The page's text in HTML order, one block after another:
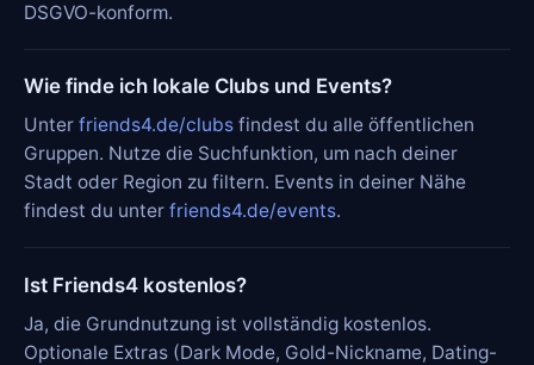
DSGVO-konform.
Wie finde ich lokale Clubs und Events?
Unter friends4.de/clubs findest du alle öffentlichen
Gruppen. Nutze die Suchfunktion, um nach deiner
Stadt oder Region zu filtern. Events in deiner Nähe
findest du unter friends4.de/events.
Ist Friends4 kostenlos?
Ja, die Grundnutzung ist vollständig kostenlos.
Optionale Extras (Dark Mode, Gold-Nickname, Dating-